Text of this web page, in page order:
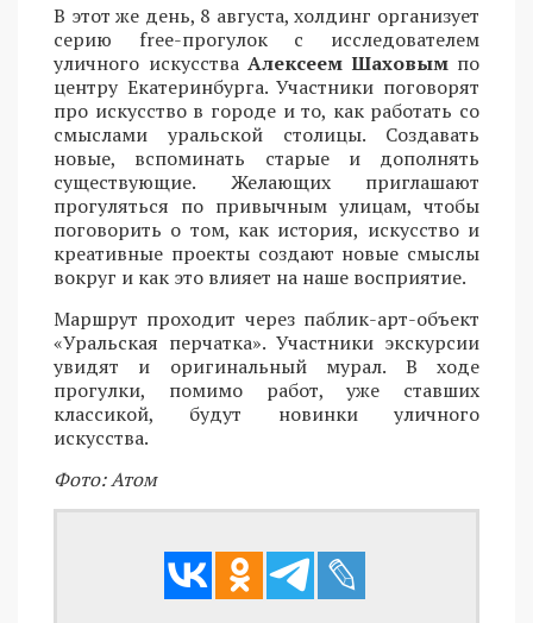
В этот же день, 8 августа, холдинг организует
серию free-прогулок с исследователем
уличного искусства Алексеем Шаховым по
центру Екатеринбурга. Участники поговорят
про искусство в городе и то, как работать со
смыслами уральской столицы. Создавать
новые, вспоминать старые и дополнять
существующие. Желающих приглашают
прогуляться по привычным улицам, чтобы
поговорить о том, как история, искусство и
креативные проекты создают новые смыслы
вокруг и как это влияет на наше восприятие.
Маршрут проходит через паблик-арт-объект
«Уральская перчатка». Участники экскурсии
увидят и оригинальный мурал. В ходе
прогулки, помимо работ, уже ставших
классикой, будут новинки уличного
искусства.
Фото: Атом